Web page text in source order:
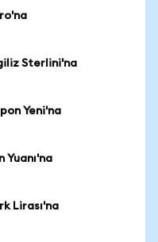
Sterlini'na
Yeni'na
Yuanı'na
Lirası'na